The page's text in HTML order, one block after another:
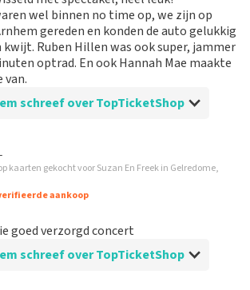
wel binnen no time op, we zijn op
gereden en konden de auto gelukkig
Ruben Hillen was ook super, jammer
optrad. En ook Hannah Mae maakte
van.
schreef over TopTicketShop
over
-
kaarten gekocht voor Suzan En Freek in Gelredome,
aankoop
goed verzorgd concert
schreef over TopTicketShop